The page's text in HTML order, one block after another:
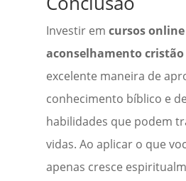
Investir em cursos
aconselhamento cristão
excelente maneira de
conhecimento bíblico e
habilidades que podem
vidas. Ao aplicar o que
apenas cresce